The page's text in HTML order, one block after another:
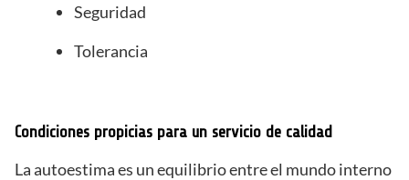
Seguridad
Tolerancia
Condiciones propicias para un servicio de calidad
La autoestima es un equilibrio entre el mundo interno